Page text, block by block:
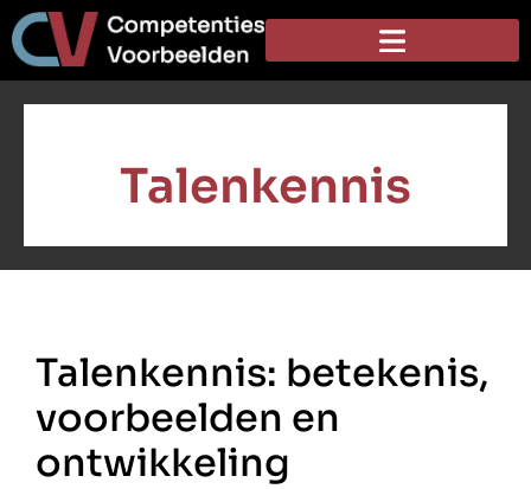
Talenkennis
Talenkennis: betekenis,
voorbeelden en
ontwikkeling